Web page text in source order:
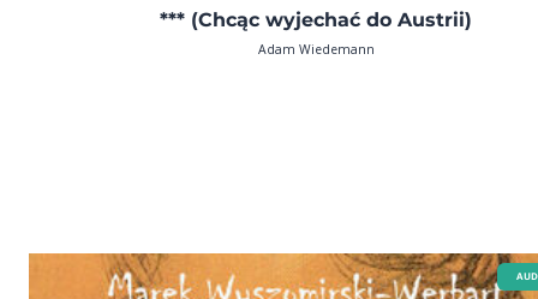
*** (Chcąc wyjechać do Austrii)
Adam Wiedemann